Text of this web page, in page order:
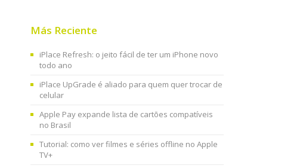
Más Reciente
iPlace Refresh: o jeito fácil de ter um iPhone novo
todo ano
iPlace UpGrade é aliado para quem quer trocar de
celular
Apple Pay expande lista de cartões compatíveis
no Brasil
Tutorial: como ver filmes e séries offline no Apple
TV+